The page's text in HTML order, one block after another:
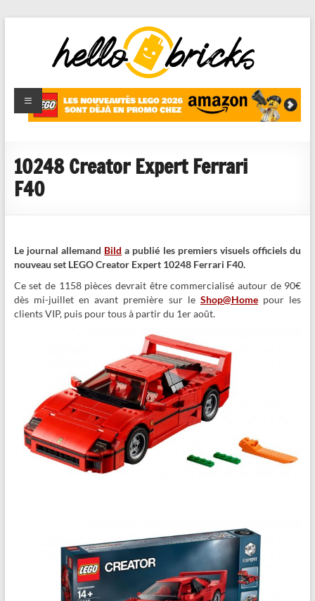
HelloBricks
Blog LEGO,
nouveaut�s
reviews
10248 Creator Expert Ferrari
F40
Le journal allemand Bild a publié les premiers visuels officiels du
nouveau set LEGO Creator Expert 10248 Ferrari F40.
Ce set de 1158 pièces devrait être commercialisé autour de 90€
dès mi-juillet en avant première sur le Shop@Homepour les
clients VIP, puis pour tous à partir du 1er août.